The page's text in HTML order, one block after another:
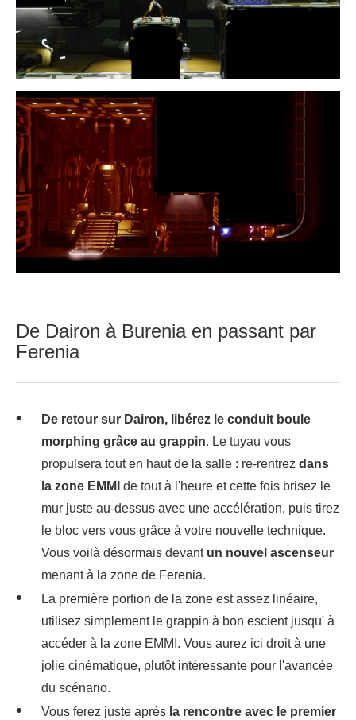
De Dairon à Burenia en passant par
Ferenia
De retour sur Dairon, libérez le conduit boule
morphing grâce au grappin. Le tuyau vous
propulsera tout en haut de la salle : re-rentrez dans
la zone EMMI de tout à l'heure et cette fois brisez le
mur juste au-dessus avec une accélération, puis tirez
le bloc vers vous grâce à votre nouvelle technique.
Vous voilà désormais devantun nouvel ascenseur
menant à la zone de Ferenia.
La première portion de la zone est assez linéaire,
utilisez simplement le grappin à bon escient jusqu' à
accéder à la zone EMMI. Vous aurez ici droit à une
jolie cinématique, plutôt intéressante pour l'avancée
du scénario.
Vous ferez juste après la rencontre avec le premier